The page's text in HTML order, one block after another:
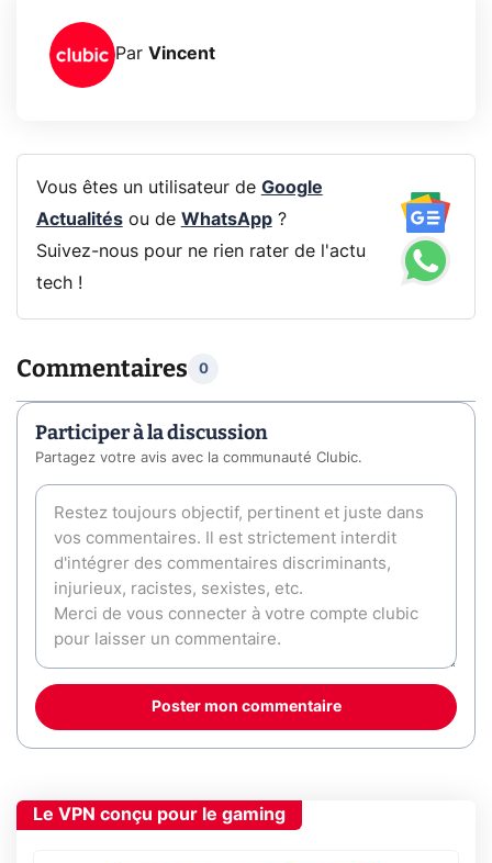
Par Vincent
Vous êtes un utilisateur de Google
Actualitésou de WhatsApp?
Suivez-nous pour ne rien rater de l'actu
tech !
Commentaires 0
Participer à la discussion
Partagez votre avis avec la communauté Clubic.
Poster mon commentaire
Le VPN conçu pour le gaming